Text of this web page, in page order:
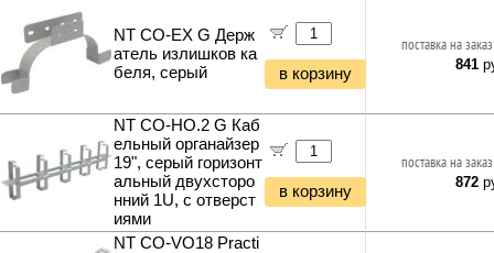
NT CO-EX G Держ
атель излишков ка
беля, серый
в корзину
поставка на
841
NT CO-HО.2 G Каб
ельный органайзер
19", серый горизонт
альный двухсторо
нний 1U, с отверст
иями
в корзину
поставка на
872
NT CO-VO18 Practi